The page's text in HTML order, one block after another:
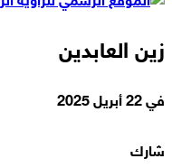
زين العابدين
في 22 أبريل 2025
شارك